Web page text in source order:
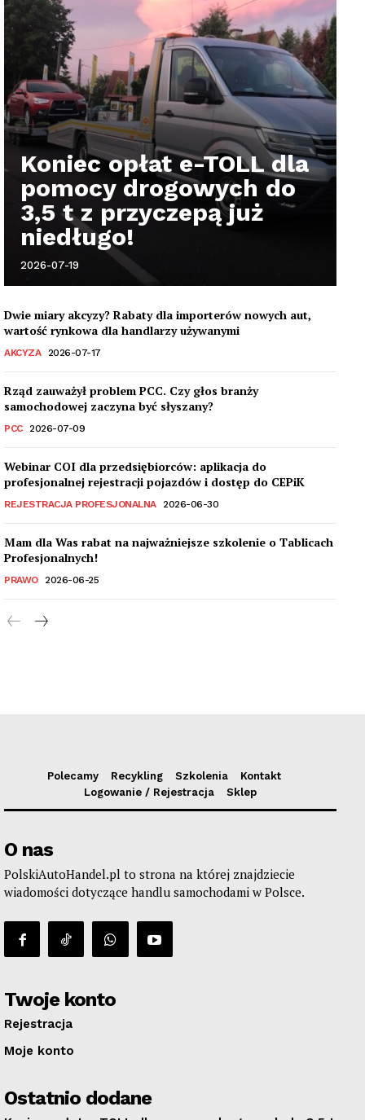
Koniec opłat e-TOLL dla
pomocy drogowych do
3,5 t z przyczepą już
niedługo!
2026-07-19
Dwie miary akcyzy? Rabaty dla importerów nowych aut,
wartość rynkowa dla handlarzy używanymi
AKCYZA 2026-07-17
Rząd zauważył problem PCC. Czy głos branży
samochodowej zaczyna być słyszany?
PCC 2026-07-09
Webinar COI dla przedsiębiorców: aplikacja do
profesjonalnej rejestracji pojazdów i dostęp do CEPiK
REJESTRACJA PROFESJONALNA 2026-06-30
Mam dla Was rabat na najważniejsze szkolenie o Tablicach
Profesjonalnych!
PRAWO 2026-06-25
Polecamy Recykling Szkolenia
Kontakt
Logowanie / Rejestracja
Sklep
O nas
PolskiAutoHandel.pl to strona na której znajdziecie
wiadomości dotyczące handlu samochodami w Polsce.
Twoje konto
Rejestracja
Moje konto
Ostatnio dodane